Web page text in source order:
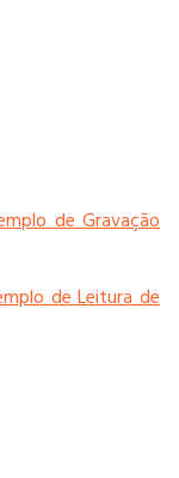
de Gravação
de Leitura de